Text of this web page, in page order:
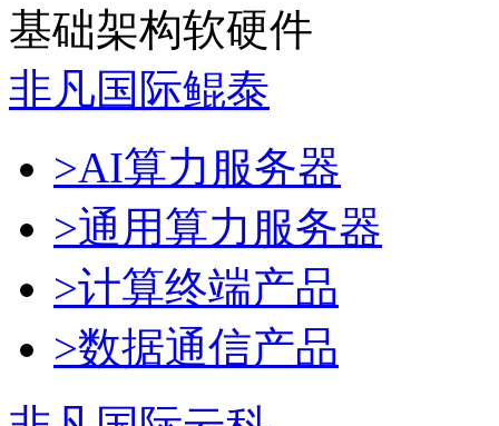
基础架构软硬件
非凡国际鲲泰
>AI算力服务器
>通用算力服务器
>计算终端产品
>数据通信产品